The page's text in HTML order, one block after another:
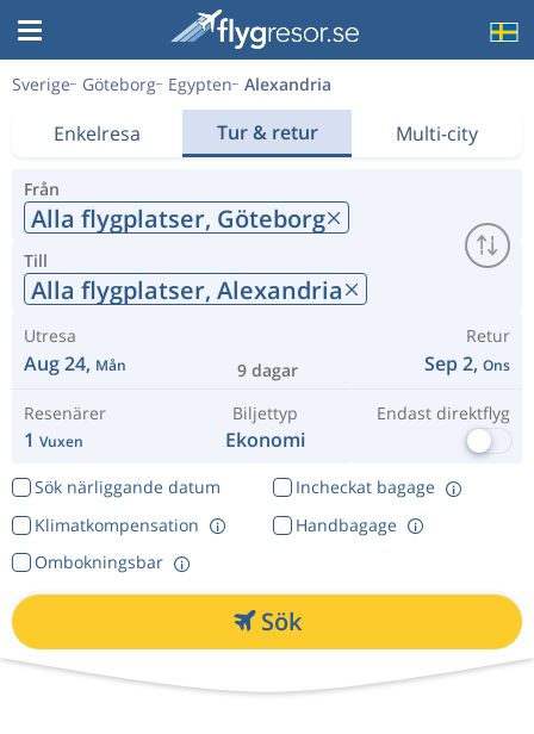
Sverige Göteborg Egypten Alexandria
Enkelresa Tur & retur Multi-city
Från
Alla flygplatser, Göteborg
Till
Alla flygplatser, Alexandria
Utresa
Aug 24, Mån 9 dagar
Retur
Sep 2, Ons
Resenärer
1 Vuxen
Biljettyp
Ekonomi
Endast direktflyg
Sök närliggande datum
Incheckat bagage
Klimatkompensation
Ombokningsbar
Handbagage
Sök